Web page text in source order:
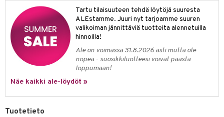
Tartu tilaisuuteen tehdä löytöjä suuresta
ALEstamme. Juuri nyt tarjoamme suuren
valikoiman jännittäviä tuotteita alennetuilla
hinnoilla!
Ale on voimassa 31.8.2026 asti mutta ole
nopea - suosikkituotteesi voivat päästä
loppumaan!
Näe kaikki ale-löydöt »
Tuotetieto
Kitty
Lehmä
oheistarvikkeet
ja käsipyyhkeet
Äiti
& vastauksia